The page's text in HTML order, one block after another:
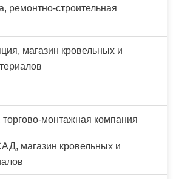
ремонтно-строительная
магазин кровельных и
монтажная компания
магазин кровельных и